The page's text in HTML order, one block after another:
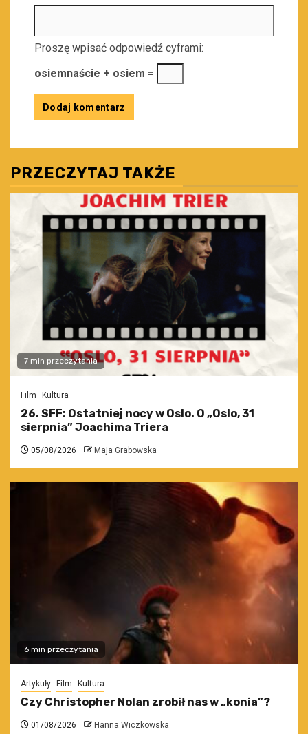
Proszę wpisać odpowiedź cyframi:
osiemnaście + osiem =
PRZECZYTAJ TAKŻE
7 min przeczytania
Film Kultura
26. SFF: Ostatniej nocy w Oslo. O „Oslo, 31
sierpnia” Joachima Triera
05/08/2026 Maja Grabowska
6 min przeczytania
Artykuły Film Kultura
Czy Christopher Nolan zrobił nas w „konia”?
01/08/2026 Hanna Wiczkowska